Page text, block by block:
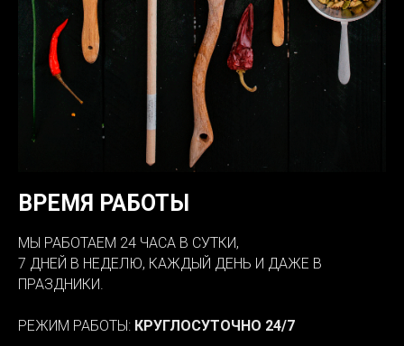
ВРЕМЯ РАБОТЫ
МЫ РАБОТАЕМ 24 ЧАСА В СУТКИ,
7 ДНЕЙ В НЕДЕЛЮ, КАЖДЫЙ ДЕНЬ И ДАЖЕ В
ПРАЗДНИКИ.
РЕЖИМ РАБОТЫ: КРУГЛОСУТОЧНО 24/7